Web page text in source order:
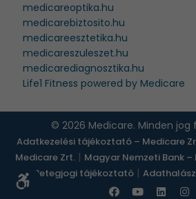
medicareoptika.hu
medicarebiztosito.hu
medicareesztetika.hu
medicareszuleszet.hu
medicarediagnosztika.hu
Life1 Fitness powered by Medicare
© 2026 Medicare. Minden
Adatkezelési tájékoztató – Medicare
Medicare Zrt. | Magyar Nemzeti Bank
Betegjogi tájékoztató |